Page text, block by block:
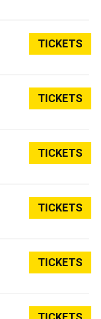
TICKETS
TICKETS
TICKETS
TICKETS
TICKETS